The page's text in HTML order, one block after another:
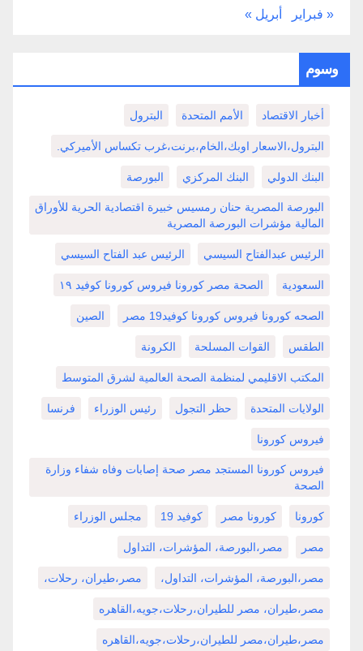
« فبراير أبريل »
وسوم
أخبار الاقتصاد الأمم المتحدة البترول
البترول،الاسعار اوبك،الخام،برنت،غرب تكساس الأميركي.
البنك الدولي البنك المركزي البورصة
البورصة المصرية حنان رمسيس خبيرة اقتصادية الحرية للأوراق
المالية مؤشرات البورصة المصرية
الرئيس عبدالفتاح السيسي الرئيس عبد الفتاح السيسي
السعودية الصحة مصر كورونا فيروس كورونا كوفيد ١٩
الصحه كورونا فيروس كورونا كوفيد19 مصر الصين
الطقس القوات المسلحة الكرونة
المكتب الاقليمي لمنظمة الصحة العالمية لشرق المتوسط
الولايات المتحدة حظر التجول رئيس الوزراء فرنسا
فيروس كورونا
فيروس كورونا المستجد مصر صحة إصابات وفاه شفاء وزارة
الصحة
كورونا كورونا مصر كوفيد 19 مجلس الوزراء
مصر مصر،البورصة، المؤشرات، التداول
مصر،البورصة، المؤشرات، التداول، مصر،طيران، رحلات،
مصر،طيران، مصر للطيران،رحلات،جويه،القاهره
مصر،طيران،مصر للطيران،رحلات،جويه،القاهره